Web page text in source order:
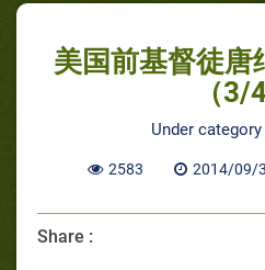
美国前基督徒唐
（3/
Under category
2583 2014/09/
Share :